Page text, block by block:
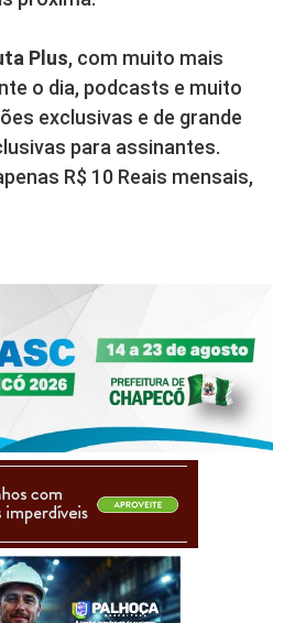
Plus, com muito mais
o dia, podcasts e muito
exclusivas e de grande
para assinantes.
R$ 10 Reais mensais,